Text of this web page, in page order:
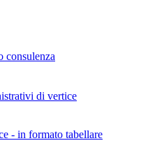
consulenza
di vertice
- in formato tabellare